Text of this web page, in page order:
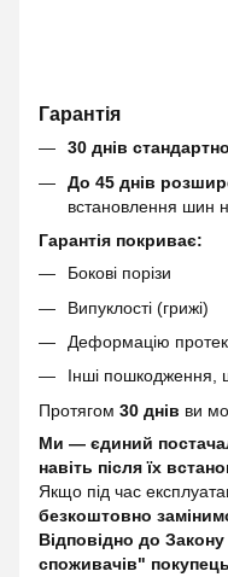
Гарантія
30 днів
До 45 днів
встановлення шин
Гарантія покриває:
Бокові порізи
Випуклості (грижі)
Деформацію
Інші пошкодження,
Протягом 30 днів ви
Ми — єдиний
навіть після їх
Якщо під час
безкоштовно
Відповідно до
споживачів"